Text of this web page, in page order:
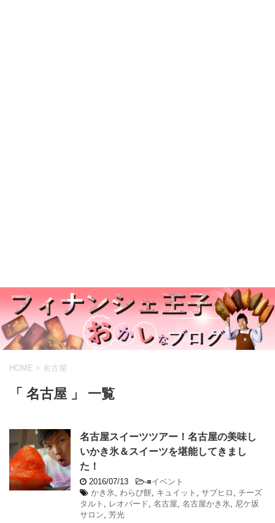
HOME > 名古屋
「 名古屋 」 一覧
名古屋スイーツツアー！名古屋の美味し
いかき氷＆スイーツを堪能してきまし
た！
2016/07/13 -■イベント
かき氷
わらび餅 キュイット サブヒロ
チーズ
タルト
レオパード 名古屋 名古屋かき氷
尼ケ坂
サロン 芳光